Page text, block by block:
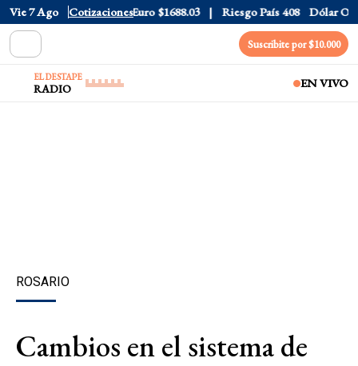
Vie 7 Ago Cotizaciones
CCL $1577.3 Euro $1688.03 Riesgo País 408 Dólar Oficial
Suscribite por $10.000
EL DESTAPE
RADIO EN VIVO
ROSARIO
Cambios en el sistema de